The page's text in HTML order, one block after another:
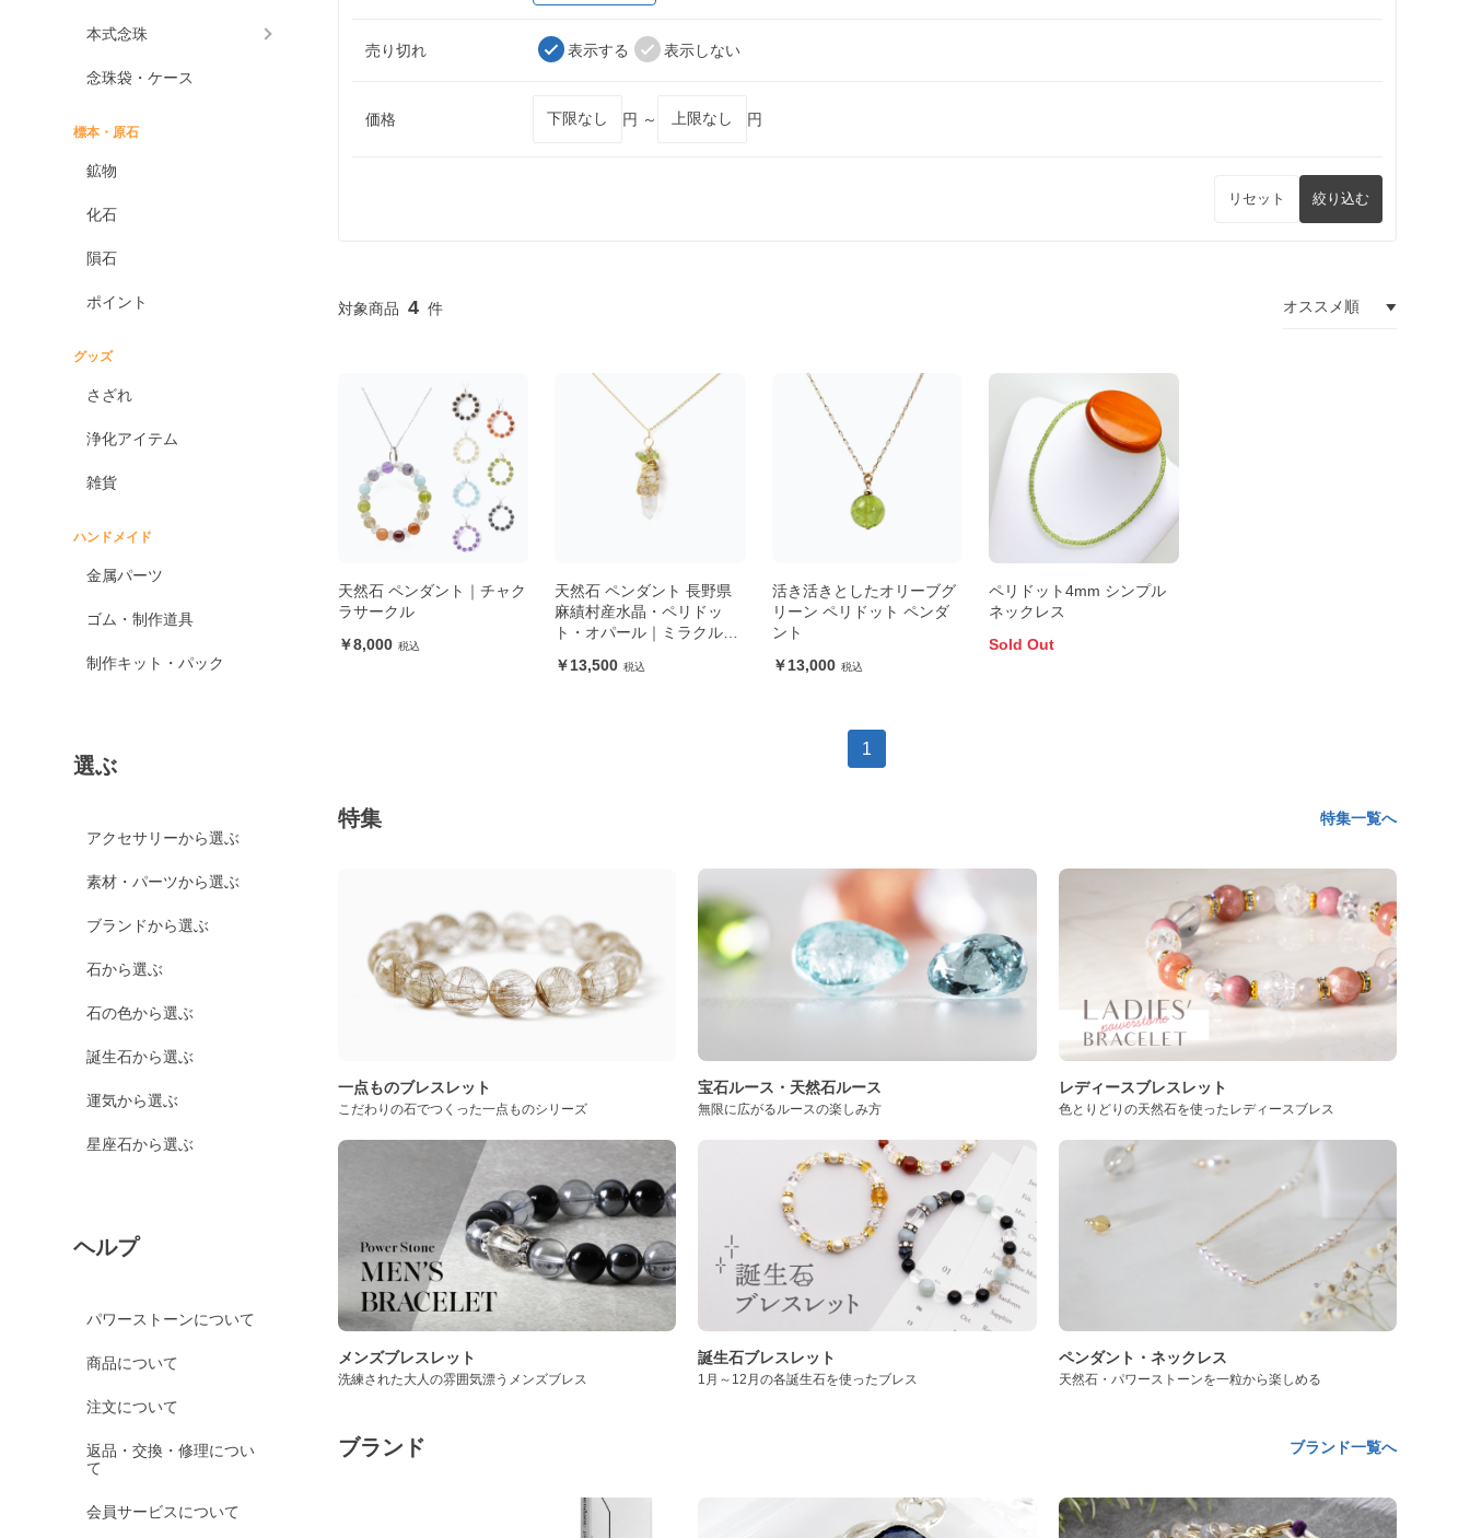
本式念珠
念珠袋・ケース
標本・原石
鉱物
化石
隕石
ポイント
グッズ
さざれ
浄化アイテム
雑貨
ハンドメイド
金属パーツ
ゴム・制作道具
制作キット・パック
選ぶ
アクセサリーから選ぶ
素材・パーツから選ぶ
ブランドから選ぶ
石から選ぶ
石の色から選ぶ
誕生石から選ぶ
運気から選ぶ
星座石から選ぶ
ヘルプ
パワーストーンについて
商品について
注文について
返品・交換・修理につい
て
会員サービスについて
売り切れ 表示する 表示しない
価格 円 ～ 円
リセット 絞り込む
4
天然石 ペンダント｜チャク
ラサークル
8,000
天然石 ペンダント 長野県
麻績村産水晶・ペリドッ
ト・オパール｜ミラクルツ
ンティティー
13,500
活き活きとしたオリーブグ
リーン ペリドット ペンダ
ント
13,000
ペリドット4mm シンプル
ネックレス
Sold Out
1
特集 特集一覧へ
一点ものブレスレット
こだわりの石でつくった一点ものシリーズ
宝石ルース・天然石ルース
無限に広がるルースの楽しみ方
レディースブレスレット
色とりどりの天然石を使ったレディースブレス
メンズブレスレット
洗練された大人の雰囲気漂うメンズブレス
誕生石ブレスレット
1月～12月の各誕生石を使ったブレス
ペンダント・ネックレス
天然石・パワーストーンを一粒から楽しめる
ブランド ブランド一覧へ